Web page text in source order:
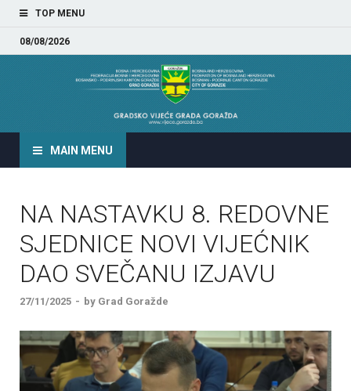
TOP MENU
08/08/2026
GRADSKO VIJEĆE GRADA
MAIN MENU
NA NASTAVKU 8. REDOVNE
SJEDNICE NOVI VIJEĆNIK
DAO SVEČANU IZJAVU
27/11/2025 - by Grad Goražde